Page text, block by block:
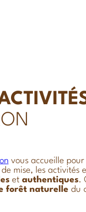
vous accueille pour
de mise, les activités
et authentiques.
forêt naturelle du